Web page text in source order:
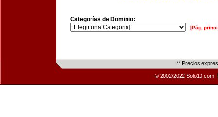
Categorías de Dominio:
[Pág.
** Precios
© 2002/2022 Solo10.com